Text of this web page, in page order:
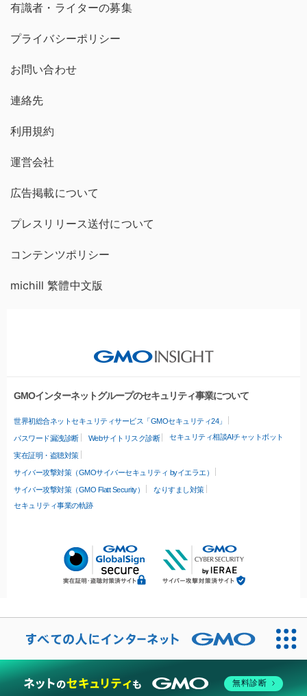
有識者・ライターの募集
プライバシーポリシー
お問い合わせ
連絡先
利用規約
運営会社
広告掲載について
プレスリリース送付について
コンテンツポリシー
michill 繁體中文版
GMOインターネットグループのセキュリティ事業について
世界初総合ネットセキュリティサービス「GMOセキュリティ24」
パスワード漏洩診断 Webサイトリスク診断 セキュリティ相談AIチャットボット
実在証明・盗聴対策
サイバー攻撃対策（GMOサイバーセキュリティ byイエラエ）
サイバー攻撃対策（GMO Flatt Security）
なりすまし対策
セキュリティ事業の軌跡
無料診断